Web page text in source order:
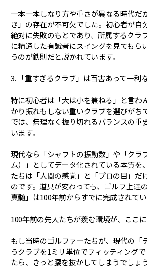
一本一本しなり方や重さが異なる時代だ
き」の存在が不可欠でした。初心者が自
絶対に失敗のもとであり、所属するクラ
に精通した有識者にスイングを見てもら
うのが鉄則だと説かれています。
3. 「重すぎるクラブ」は百害あって一利
特に初心者は「大は小を兼ねる」と言わ
かり振れもしない重いクラブを選びがち
では、無理なく振り切れるバランスの重
います。
現代なら「シャフトの振動数」や「クラ
ム）」としてデータ化されている本質を
たちは「人間の感覚」と「プロの目」だ
のです。道具が変わっても、ゴルフ上達
真髄」は100年前からすでに完成されてい
100年前の先人たちが羨む環境が、ここに
もし当時のゴルファーたちが、現代の「
うクラブを1ミリ単位でフィッティング
たら、きっと腰を抜かしてしまうでしょ